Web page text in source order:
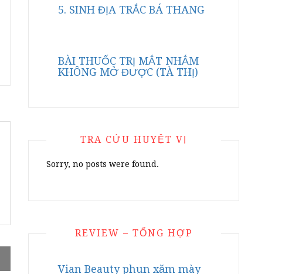
5. SINH ĐỊA TRẮC BÁ THANG
BÀI THUỐC TRỊ MẮT NHẮM
KHÔNG MỞ ĐƯỢC (TÀ THỊ)
TRA CỨU HUYỆT VỊ
Sorry, no posts were found.
REVIEW – TỔNG HỢP
Vian Beauty phun xăm mày